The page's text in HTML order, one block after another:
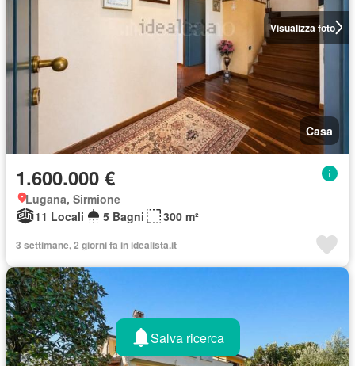
Visualizza foto
Casa
1.600.000 €
Lugana, Sirmione
11 Locali
5 Bagni 300 m²
3 settimane, 2 giorni fa in idealista.it
Salva ricerca